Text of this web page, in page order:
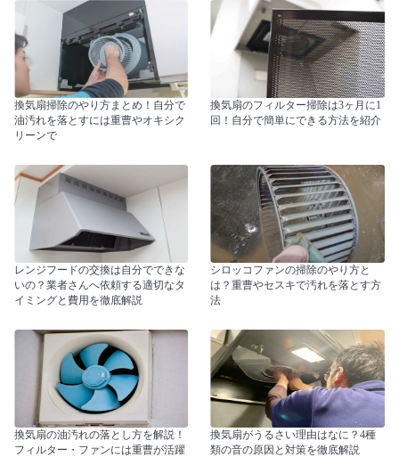
換気扇掃除のやり方まとめ！自分で
油汚れを落とすには重曹やオキシク
リーンで
換気扇のフィルター掃除は3ヶ月に1
回！自分で簡単にできる方法を紹介
レンジフードの交換は自分でできな
いの？業者さんへ依頼する適切なタ
イミングと費用を徹底解説
シロッコファンの掃除のやり方と
は？重曹やセスキで汚れを落とす方
法
換気扇の油汚れの落とし方を解説！
フィルター・ファンには重曹が活躍
換気扇がうるさい理由はなに？4種
類の音の原因と対策を徹底解説